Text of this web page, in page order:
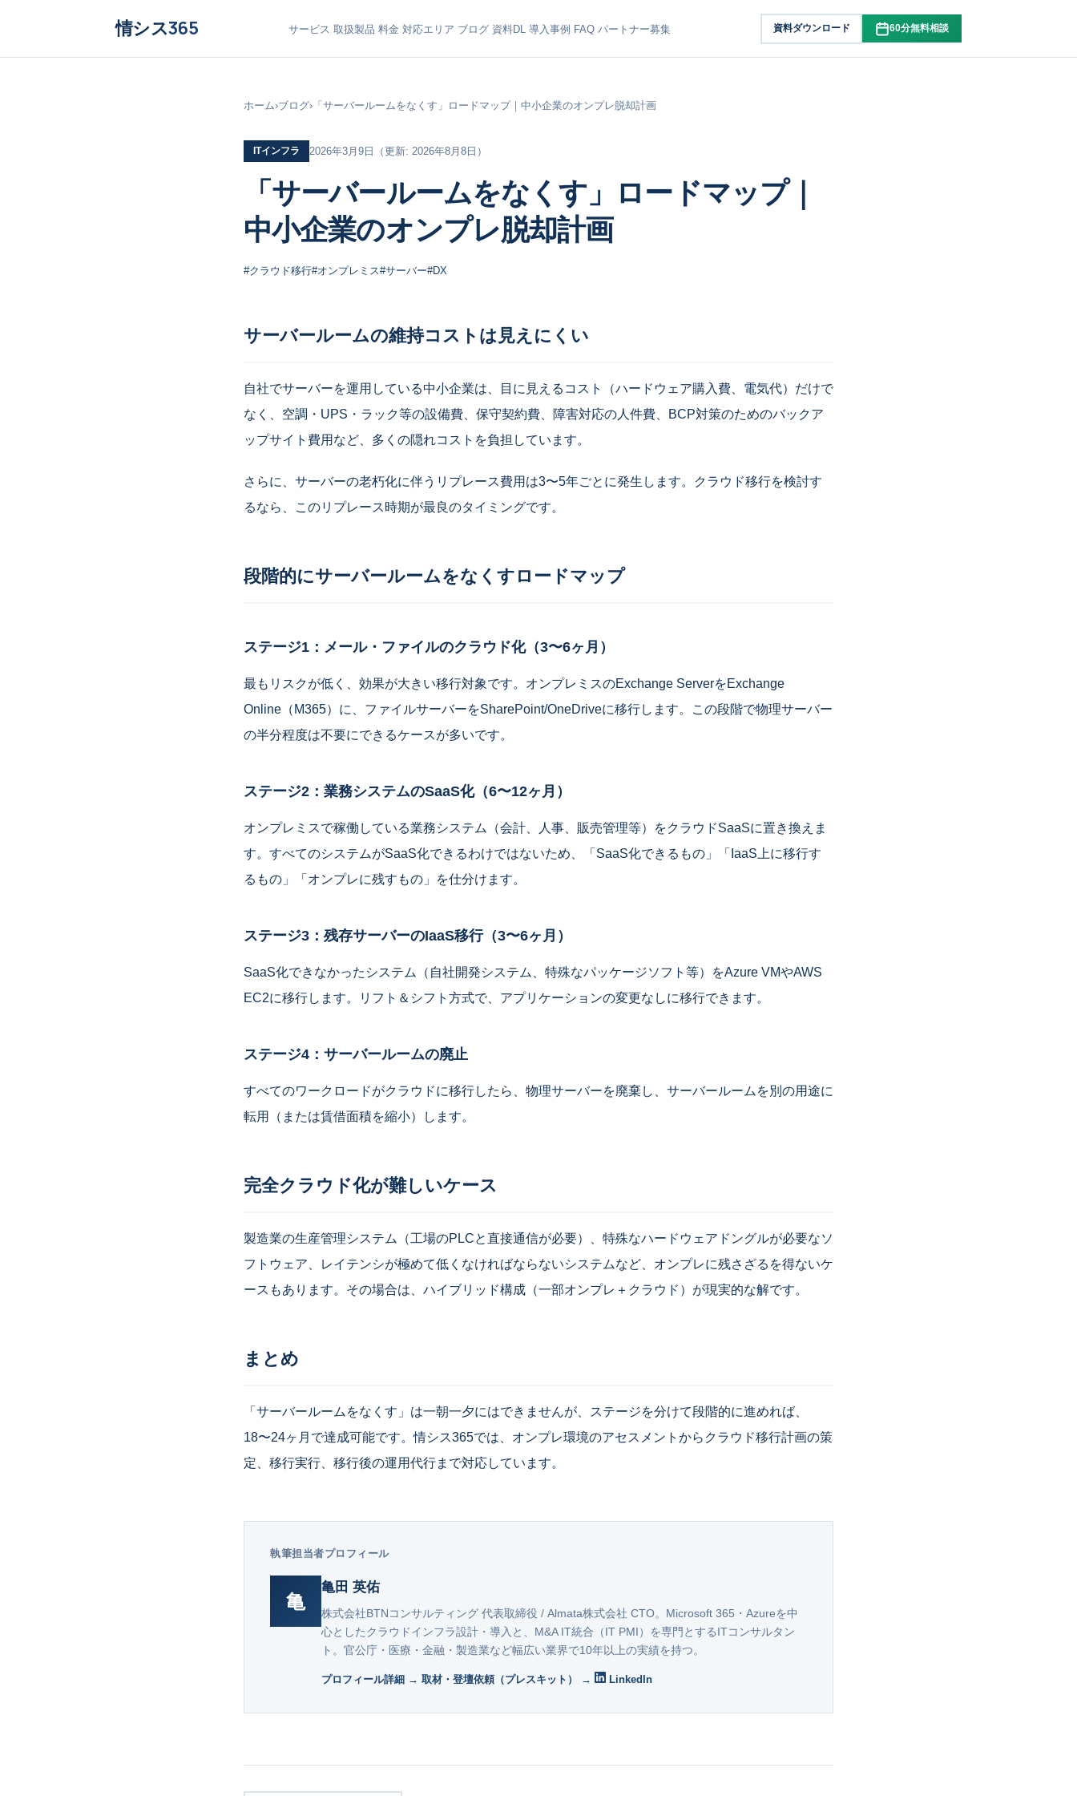
情シス365 サービス 取扱製品 料金 対応エリア ブログ 資料DL 導入事例 FAQ パートナー募集 資料ダウンロード 60分無料相談
ホーム›ブログ› 「サーバールームをなくす」ロードマップ｜中小企業のオンプレ脱却計画
ITインフラ 2026年3月9日 （更新: 2026年8月8日）
「サーバールームをなくす」ロードマップ｜
中小企業のオンプレ脱却計画
#クラウド移行#オンプレミス#サーバー#DX
サーバールームの維持コストは見えにくい
自社でサーバーを運用している中小企業は、目に見えるコスト（ハードウェア購入費、電気代）だけで
なく、空調・UPS・ラック等の設備費、保守契約費、障害対応の人件費、BCP対策のためのバックア
ップサイト費用など、多くの隠れコストを負担しています。
さらに、サーバーの老朽化に伴うリプレース費用は3〜5年ごとに発生します。クラウド移行を検討す
るなら、このリプレース時期が最良のタイミングです。
段階的にサーバールームをなくすロードマップ
ステージ1：メール・ファイルのクラウド化（3〜6ヶ月）
最もリスクが低く、効果が大きい移行対象です。オンプレミスのExchange ServerをExchange
Online（M365）に、ファイルサーバーをSharePoint/OneDriveに移行します。この段階で物理サーバー
の半分程度は不要にできるケースが多いです。
ステージ2：業務システムのSaaS化（6〜12ヶ月）
オンプレミスで稼働している業務システム（会計、人事、販売管理等）をクラウドSaaSに置き換えま
す。すべてのシステムがSaaS化できるわけではないため、「SaaS化できるもの」「IaaS上に移行す
るもの」「オンプレに残すもの」を仕分けます。
ステージ3：残存サーバーのIaaS移行（3〜6ヶ月）
SaaS化できなかったシステム（自社開発システム、特殊なパッケージソフト等）をAzure VMやAWS
EC2に移行します。リフト＆シフト方式で、アプリケーションの変更なしに移行できます。
ステージ4：サーバールームの廃止
すべてのワークロードがクラウドに移行したら、物理サーバーを廃棄し、サーバールームを別の用途に
転用（または賃借面積を縮小）します。
完全クラウド化が難しいケース
製造業の生産管理システム（工場のPLCと直接通信が必要）、特殊なハードウェアドングルが必要なソ
フトウェア、レイテンシが極めて低くなければならないシステムなど、オンプレに残さざるを得ないケ
ースもあります。その場合は、ハイブリッド構成（一部オンプレ＋クラウド）が現実的な解です。
まとめ
「サーバールームをなくす」は一朝一夕にはできませんが、ステージを分けて段階的に進めれば、
18〜24ヶ月で達成可能です。情シス365では、オンプレ環境のアセスメントからクラウド移行計画の策
定、移行実行、移行後の運用代行まで対応しています。
執筆担当者プロフィール
亀
亀田 英佑
株式会社BTNコンサルティング 代表取締役 / Almata株式会社 CTO。Microsoft 365・Azureを中
心としたクラウドインフラ設計・導入と、M&A IT統合（IT PMI）を専門とするITコンサルタン
ト。官公庁・医療・金融・製造業など幅広い業界で10年以上の実績を持つ。
プロフィール詳細 → 取材・登壇依頼（プレスキット） → LinkedIn